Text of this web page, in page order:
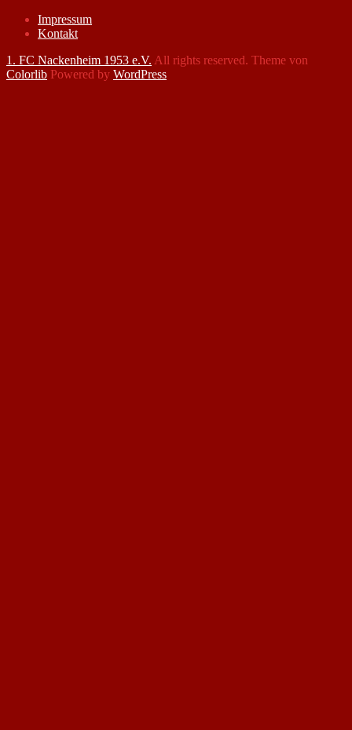
Impressum
Kontakt
1. FC Nackenheim 1953 e.V. All rights reserved. Theme von
Colorlib Powered by WordPress